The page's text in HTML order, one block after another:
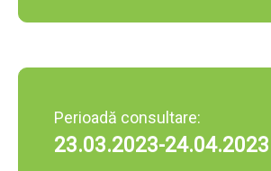
Perioadă consultare:
23.03.2023-24.04.2023